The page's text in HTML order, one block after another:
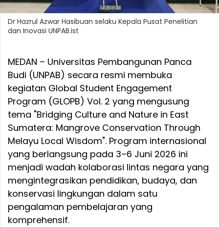
Dr Hazrul Azwar Hasibuan selaku Kepala Pusat Penelitian
dan Inovasi UNPAB.ist
MEDAN – Universitas Pembangunan Panca
Budi (UNPAB) secara resmi membuka
kegiatan Global Student Engagement
Program (GLOPB) Vol. 2 yang mengusung
tema "Bridging Culture and Nature in East
Sumatera: Mangrove Conservation Through
Melayu Local Wisdom". Program internasional
yang berlangsung pada 3–6 Juni 2026 ini
menjadi wadah kolaborasi lintas negara yang
mengintegrasikan pendidikan, budaya, dan
konservasi lingkungan dalam satu
pengalaman pembelajaran yang
komprehensif.